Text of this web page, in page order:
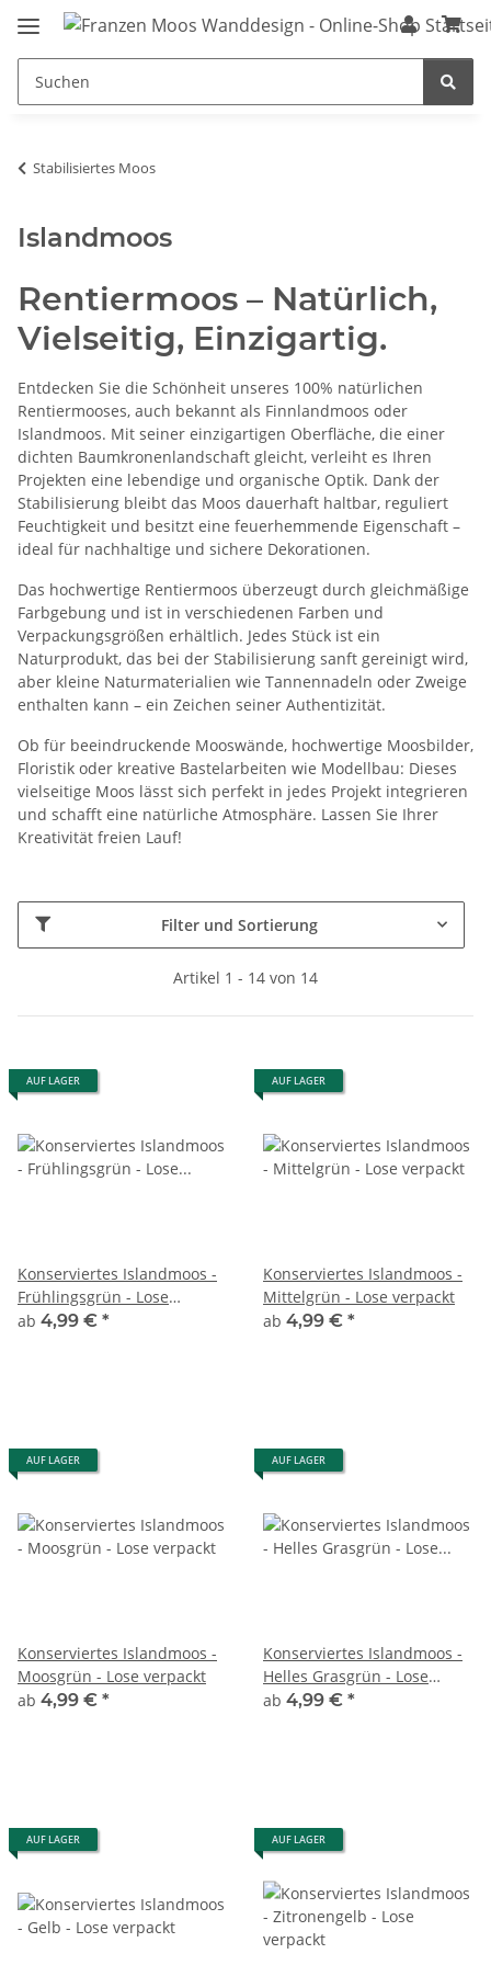
Stabilisiertes Moos
Islandmoos
Rentiermoos – Natürlich,
Vielseitig, Einzigartig.
Entdecken Sie die Schönheit unseres 100% natürlichen
Rentiermooses, auch bekannt als Finnlandmoos oder
Islandmoos. Mit seiner einzigartigen Oberfläche, die einer
dichten Baumkronenlandschaft gleicht, verleiht es Ihren
Projekten eine lebendige und organische Optik. Dank der
Stabilisierung bleibt das Moos dauerhaft haltbar, reguliert
Feuchtigkeit und besitzt eine feuerhemmende Eigenschaft –
ideal für nachhaltige und sichere Dekorationen.
Das hochwertige Rentiermoos überzeugt durch gleichmäßige
Farbgebung und ist in verschiedenen Farben und
Verpackungsgrößen erhältlich. Jedes Stück ist ein
Naturprodukt, das bei der Stabilisierung sanft gereinigt wird,
aber kleine Naturmaterialien wie Tannennadeln oder Zweige
enthalten kann – ein Zeichen seiner Authentizität.
Ob für beeindruckende Mooswände, hochwertige Moosbilder,
Floristik oder kreative Bastelarbeiten wie Modellbau: Dieses
vielseitige Moos lässt sich perfekt in jedes Projekt integrieren
und schafft eine natürliche Atmosphäre. Lassen Sie Ihrer
Kreativität freien Lauf!
Filter und Sortierung
Artikel 1 - 14 von 14
AUF LAGER
Konserviertes Islandmoos -
Frühlingsgrün - Lose
verpackt
ab 4,99 € *
AUF LAGER
Konserviertes Islandmoos -
Mittelgrün - Lose verpackt
ab 4,99 € *
AUF LAGER
Konserviertes Islandmoos -
Moosgrün - Lose verpackt
ab 4,99 € *
AUF LAGER
Konserviertes Islandmoos -
Helles Grasgrün - Lose
verpackt
ab 4,99 € *
AUF LAGER AUF LAGER